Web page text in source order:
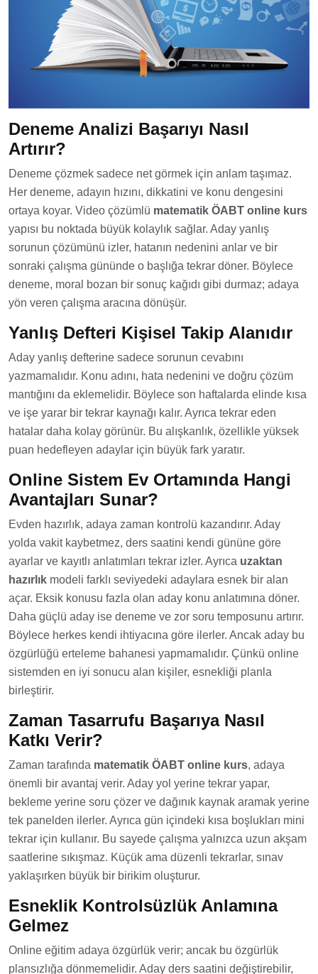
Deneme Analizi Başarıyı Nasıl
Artırır?
Deneme çözmek sadece net görmek için anlam taşımaz.
Her deneme, adayın hızını, dikkatini ve konu dengesini
ortaya koyar. Video çözümlü matematik ÖABT online kurs
yapısı bu noktada büyük kolaylık sağlar. Aday yanlış
sorunun çözümünü izler, hatanın nedenini anlar ve bir
sonraki çalışma gününde o başlığa tekrar döner. Böylece
deneme, moral bozan bir sonuç kağıdı gibi durmaz; adaya
yön veren çalışma aracına dönüşür.
Yanlış Defteri Kişisel Takip Alanıdır
Aday yanlış defterine sadece sorunun cevabını
yazmamalıdır. Konu adını, hata nedenini ve doğru çözüm
mantığını da eklemelidir. Böylece son haftalarda elinde kısa
ve işe yarar bir tekrar kaynağı kalır. Ayrıca tekrar eden
hatalar daha kolay görünür. Bu alışkanlık, özellikle yüksek
puan hedefleyen adaylar için büyük fark yaratır.
Online Sistem Ev Ortamında Hangi
Avantajları Sunar?
Evden hazırlık, adaya zaman kontrolü kazandırır. Aday
yolda vakit kaybetmez, ders saatini kendi gününe göre
ayarlar ve kayıtlı anlatımları tekrar izler. Ayrıca uzaktan
hazırlık modeli farklı seviyedeki adaylara esnek bir alan
açar. Eksik konusu fazla olan aday konu anlatımına döner.
Daha güçlü aday ise deneme ve zor soru temposunu artırır.
Böylece herkes kendi ihtiyacına göre ilerler. Ancak aday bu
özgürlüğü erteleme bahanesi yapmamalıdır. Çünkü online
sistemden en iyi sonucu alan kişiler, esnekliği planla
birleştirir.
Zaman Tasarrufu Başarıya Nasıl
Katkı Verir?
Zaman tarafında matematik ÖABT online kurs, adaya
önemli bir avantaj verir. Aday yol yerine tekrar yapar,
bekleme yerine soru çözer ve dağınık kaynak aramak yerine
tek panelden ilerler. Ayrıca gün içindeki kısa boşlukları mini
tekrar için kullanır. Bu sayede çalışma yalnızca uzun akşam
saatlerine sıkışmaz. Küçük ama düzenli tekrarlar, sınav
yaklaşırken büyük bir birikim oluşturur.
Esneklik Kontrolsüzlük Anlamına
Gelmez
Online eğitim adaya özgürlük verir; ancak bu özgürlük
plansızlığa dönmemelidir. Aday ders saatini değiştirebilir,